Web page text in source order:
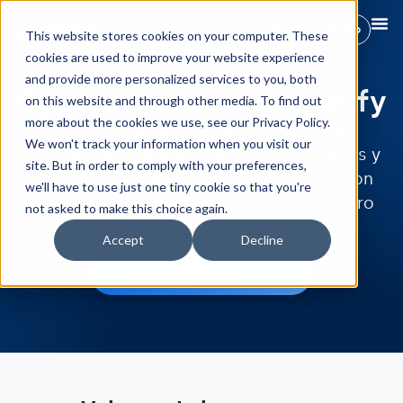
This website stores cookies on your computer. These
cookies are used to improve your website experience
and provide more personalized services to you, both
on this website and through other media. To find out
more about the cookies we use, see our Privacy Policy.
We won't track your information when you visit our
site. But in order to comply with your preferences,
we'll have to use just one tiny cookie so that you're
not asked to make this choice again.
Accept Decline
Reservar demo
Oportunidades en Hostify
Somos el software líder en gestión de
propiedades para alquileres vacacionales y
siempre estamos buscando personas con
talento y motivadas para unirse a nuestro
equipo.